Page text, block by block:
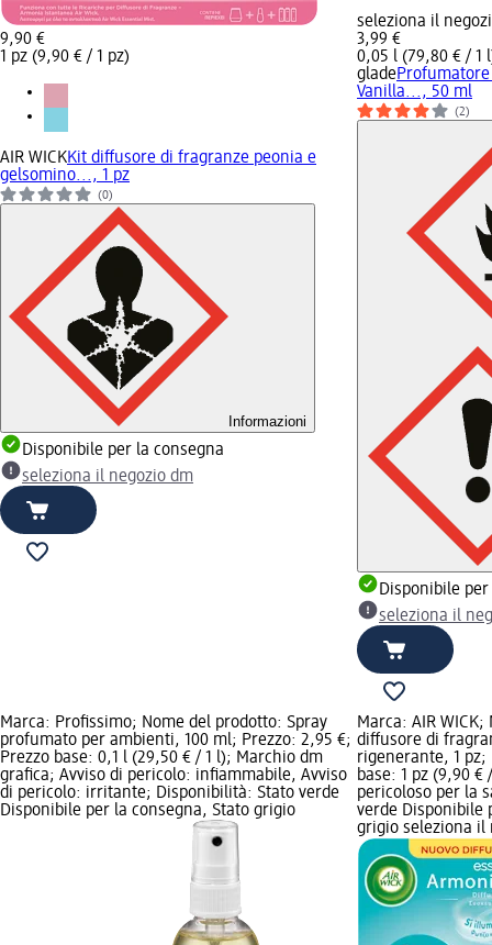
9,90 €
1 pz (9,90 € / 1 pz)
AIR WICKKit diffusore di fragranze peonia e
gelsomino..., 1 pz
(0)
Informazioni
Disponibile per la consegna
seleziona il negozio dm
seleziona il
3,99 €
0,05 l (79,80 € / 1
glade
Vanilla..., 50 ml
(2)
Disponibile
seleziona il
Marca: Profissimo; Nome del prodotto: Spray
profumato per ambienti, 100 ml; Prezzo: 2,95 €;
Prezzo base: 0,1 l (29,50 € / 1 l); Marchio dm
grafica; Avviso di pericolo: infiammabile, Avviso
di pericolo: irritante; Disponibilità: Stato verde
Disponibile per la consegna, Stato grigio
Marca: AIR
diffusore di
rigenerante, 1 pz;
base: 1 pz (9,90
pericoloso per la
verde Disponibile
grigio seleziona il